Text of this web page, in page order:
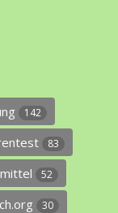
142
83
52
30